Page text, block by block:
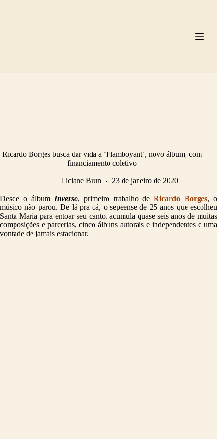
Ricardo Borges busca dar vida a ‘Flamboyant’, novo álbum, com
financiamento coletivo
Liciane Brun 23 de janeiro de 2020
Desde o álbum Inverso, primeiro trabalho deRicardo Borges, o
músico não parou. De lá pra cá, o sepeense de 25 anos que escolheu
Santa Maria para entoar seu canto, acumula quase seis anos de muitas
composições e parcerias, cinco álbuns autorais e independentes e uma
vontade de jamais estacionar.